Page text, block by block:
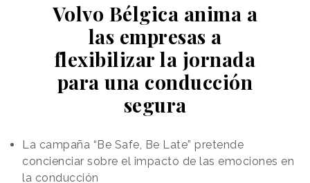
Volvo Bélgica anima a
las empresas a
flexibilizar la jornada
para una conducción
segura
La campaña “Be Safe, Be Late” pretende
concienciar sobre el impacto de las emociones en
la conducción